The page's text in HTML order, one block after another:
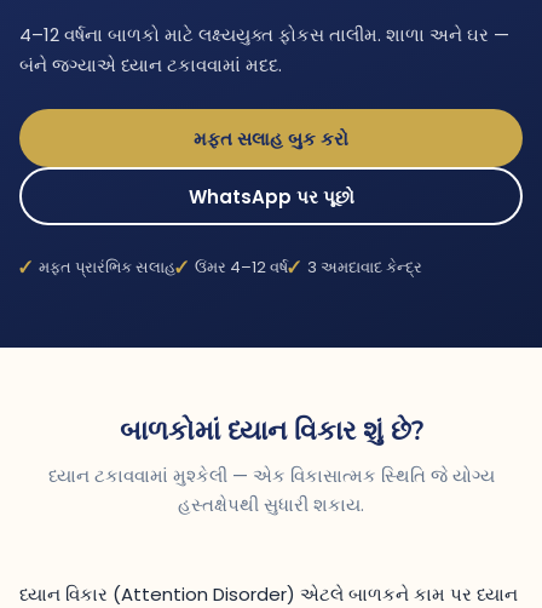
4–12 વર્ષના બાળકો માટે લક્ષ્યયુક્ત ફોકસ તાલીમ. શાળા અને ઘર —
બંને જગ્યાએ ધ્યાન ટકાવવામાં મદદ.
મફત સલાહ બુક કરો
WhatsApp પર પૂછો
મફત પ્રારંભિક સલાહ ઉંમર 4–12 વર્ષ 3 અમદાવાદ કેન્દ્ર
બાળકોમાં ધ્યાન વિકાર શું છે?
ધ્યાન ટકાવવામાં મુશ્કેલી — એક વિકાસાત્મક સ્થિતિ જે યોગ્ય
હસ્તક્ષેપથી સુધારી શકાય.
ધ્યાન વિકાર (Attention Disorder) એટલે બાળકને કામ પર ધ્યાન